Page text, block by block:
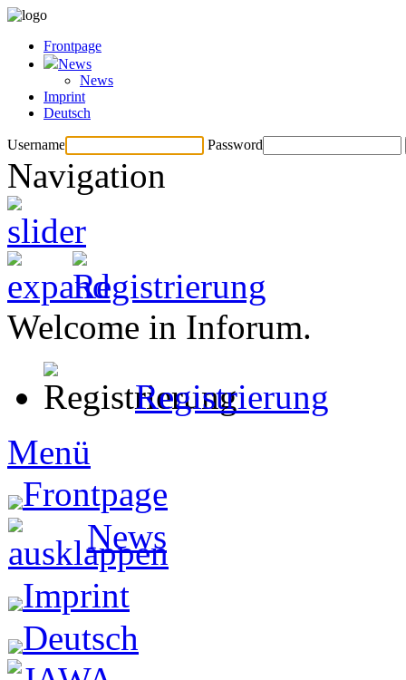
Frontpage
News
News
Imprint
Deutsch
Username Password
Navigation
Welcome in Inforum.
Registrierung
Menü
Frontpage
News
Imprint
Deutsch